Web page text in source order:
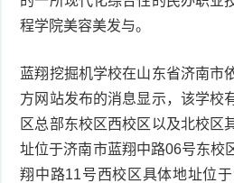
程学院美容美发与。
蓝翔挖掘机学校在山东省济南市
方网站发布的消息显示，该学校
区总部东校区西校区以及北校区
址位于济南市蓝翔中路06号东校
翔中路11号西校区具体地址位